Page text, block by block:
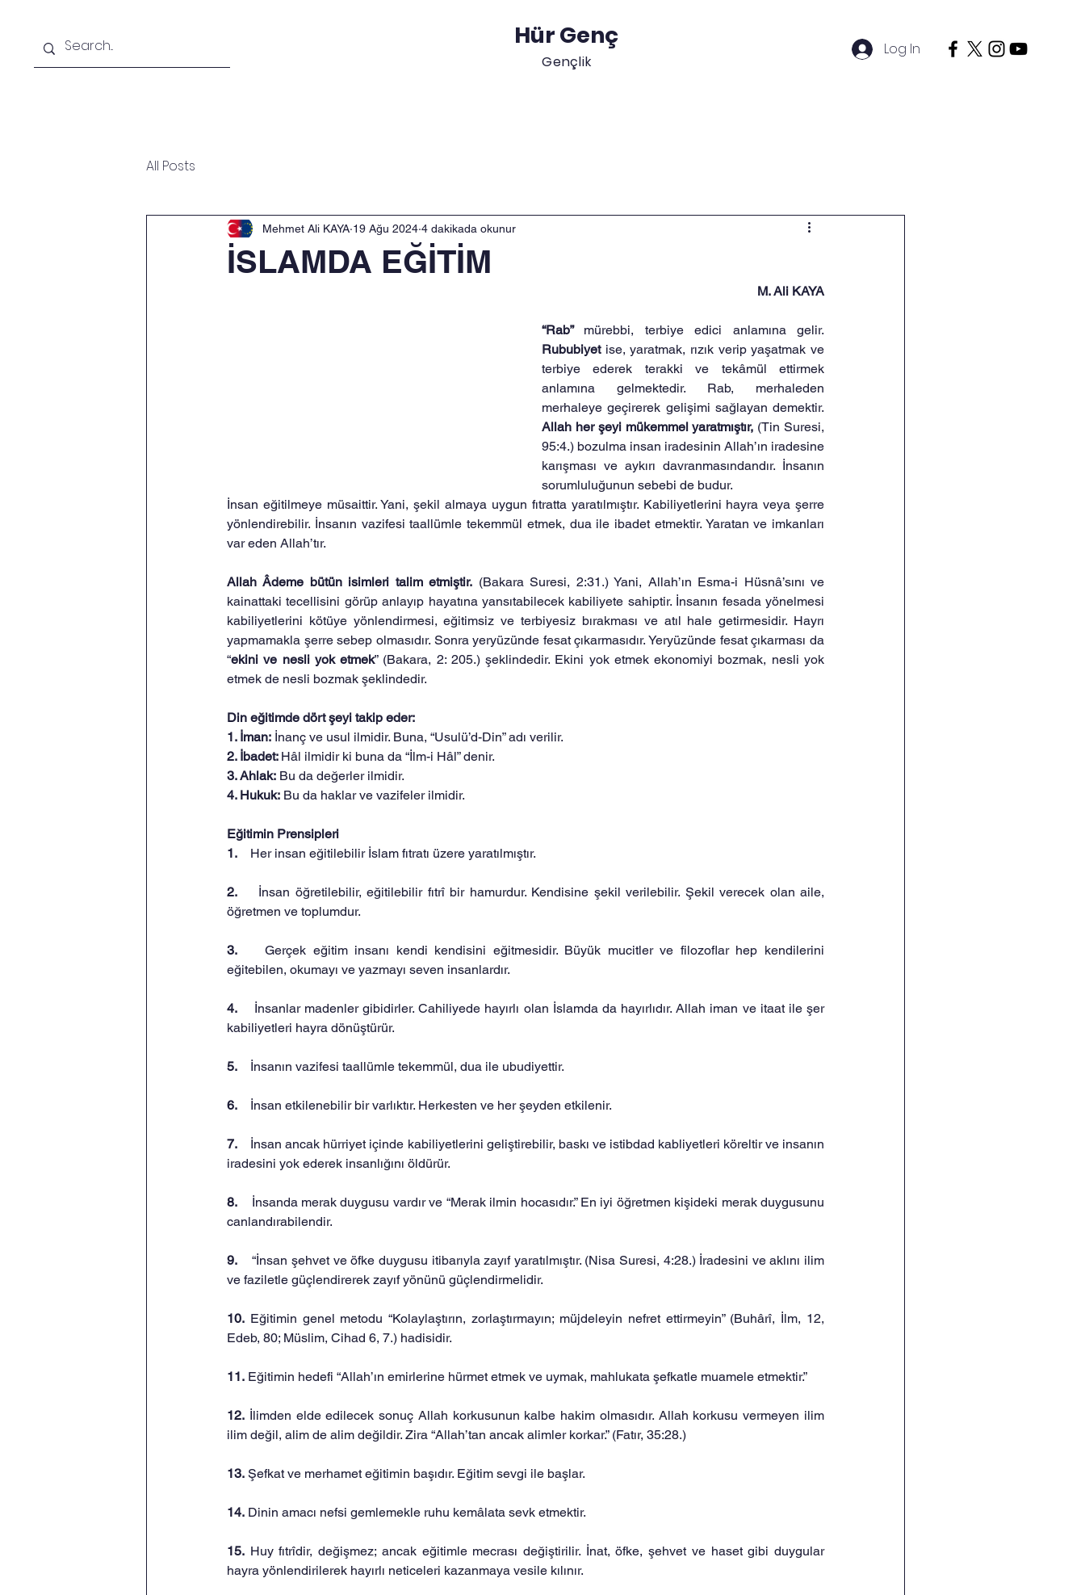
Hür Genç
Gençlik
Log In
All Posts
İSLAMDA EĞİTİM
Mehmet Ali KAYA 19 Ağu 2024 4 dakikada okunur
M. Ali KAYA
“Rab”
Rububiyet ise, yaratmak, rızık verip yaşatmak ve
terbiye ederek terakki ve tekâmül ettirmek
anlamına gelmektedir. Rab, merhaleden
Allah her şeyi mükemmel yaratmıştır, (Tin Suresi,
95:4.) bozulma insan iradesinin Allah’ın iradesine
karışması ve aykırı davranmasındandır. İnsanın
sorumluluğunun sebebi de budur.
İnsan eğitilmeye müsaittir. Yani, şekil almaya uygun fıtratta yaratılmıştır. Kabiliyetlerini hayra veya şerre
yönlendirebilir. İnsanın vazifesi taallümle tekemmül etmek, dua ile ibadet etmektir. Yaratan ve imkanları
var eden Allah’tır.
Allah Âdeme bütün isimleri talim etmiştir. (Bakara Suresi, 2:31.) Yani, Allah’ın Esma-i Hüsnâ’sını ve
kainattaki tecellisini görüp anlayıp hayatına yansıtabilecek kabiliyete sahiptir. İnsanın fesada yönelmesi
kabiliyetlerini kötüye yönlendirmesi, eğitimsiz ve terbiyesiz bırakması ve atıl hale getirmesidir. Hayrı
yapmamakla şerre sebep olmasıdır. Sonra yeryüzünde fesat çıkarmasıdır. Yeryüzünde fesat çıkarması da
“ekini ve nesli yok etmek” (Bakara, 2: 205.) şeklindedir. Ekini yok etmek ekonomiyi bozmak, nesli yok
etmek de nesli bozmak şeklindedir.
Din eğitimde dört şeyi takip eder:
1. İman: İnanç ve usul ilmidir. Buna, “Usulü’d-Din” adı verilir.
2. İbadet: Hâl ilmidir ki buna da “İlm-i Hâl” denir.
3. Ahlak: Bu da değerler ilmidir.
4. Hukuk: Bu da haklar ve vazifeler ilmidir.
Eğitimin Prensipleri
1. Her insan eğitilebilir İslam fıtratı üzere yaratılmıştır.
2. İnsan öğretilebilir, eğitilebilir fıtrî bir hamurdur. Kendisine şekil verilebilir. Şekil verecek olan aile,
öğretmen ve toplumdur.
3. Gerçek eğitim insanı kendi kendisini eğitmesidir. Büyük mucitler ve filozoflar hep kendilerini
eğitebilen, okumayı ve yazmayı seven insanlardır.
4. İnsanlar madenler gibidirler. Cahiliyede hayırlı olan İslamda da hayırlıdır. Allah iman ve itaat ile şer
kabiliyetleri hayra dönüştürür.
5. İnsanın vazifesi taallümle tekemmül, dua ile ubudiyettir.
6. İnsan etkilenebilir bir varlıktır. Herkesten ve her şeyden etkilenir.
7. İnsan ancak hürriyet içinde kabiliyetlerini geliştirebilir, baskı ve istibdad kabliyetleri köreltir ve insanın
iradesini yok ederek insanlığını öldürür.
8. İnsanda merak duygusu vardır ve “Merak ilmin hocasıdır.” En iyi öğretmen kişideki merak duygusunu
canlandırabilendir.
9. “İnsan şehvet ve öfke duygusu itibarıyla zayıf yaratılmıştır. (Nisa Suresi, 4:28.) İradesini ve aklını ilim
ve faziletle güçlendirerek zayıf yönünü güçlendirmelidir.
10. Eğitimin genel metodu “Kolaylaştırın, zorlaştırmayın; müjdeleyin nefret ettirmeyin” (Buhârî, İlm, 12,
Edeb, 80; Müslim, Cihad 6, 7.) hadisidir.
11. Eğitimin hedefi “Allah’ın emirlerine hürmet etmek ve uymak, mahlukata şefkatle muamele etmektir.”
12. İlimden elde edilecek sonuç Allah korkusunun kalbe hakim olmasıdır. Allah korkusu vermeyen ilim
ilim değil, alim de alim değildir. Zira “Allah’tan ancak alimler korkar.” (Fatır, 35:28.)
13. Şefkat ve merhamet eğitimin başıdır. Eğitim sevgi ile başlar.
14. Dinin amacı nefsi gemlemekle ruhu kemâlata sevk etmektir.
15. Huy fıtrîdir, değişmez; ancak eğitimle mecrası değiştirilir. İnat, öfke, şehvet ve haset gibi duygular
hayra yönlendirilerek hayırlı neticeleri kazanmaya vesile kılınır.